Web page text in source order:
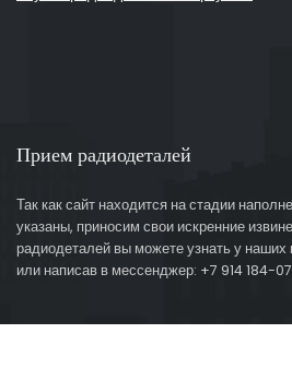
Прием радиодеталей
Так как сайт находится на стадии
указаны, приносим свои искренние
радиодеталей вы можете узнать у
или написав в мессенджер: +7 914 184-